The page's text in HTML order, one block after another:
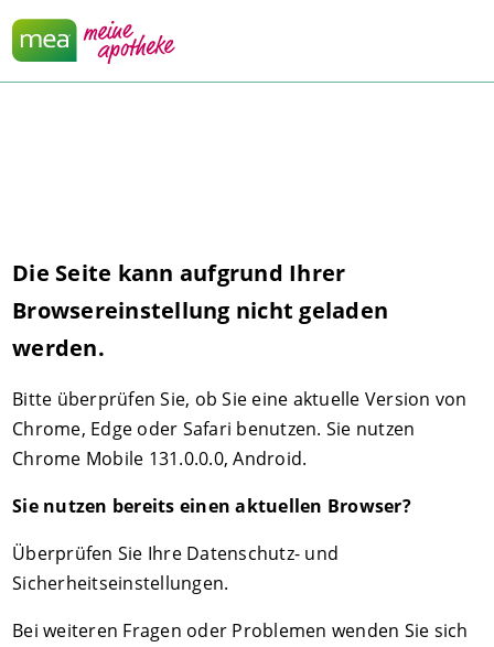
Die Seite kann aufgrund Ihrer
Browsereinstellung nicht geladen
werden.
Bitte überprüfen Sie, ob Sie eine aktuelle Version von
Chrome, Edge oder Safari benutzen. Sie nutzen
Chrome Mobile 131.0.0.0, Android.
Sie nutzen bereits einen aktuellen Browser?
Überprüfen Sie Ihre Datenschutz- und
Sicherheitseinstellungen.
Bei weiteren Fragen oder Problemen wenden Sie sich